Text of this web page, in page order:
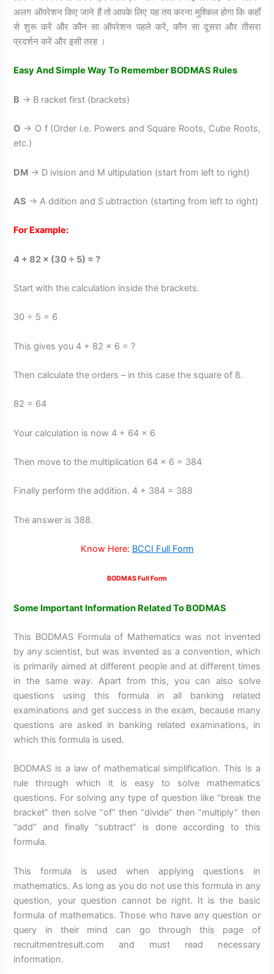
अलग ऑपरेशन किए जाने हैं तो आपके लिए यह तय करना मुश्किल होगा कि कहाँ
से शुरू करें और कौन सा ऑपरेशन पहले करें, कौन सा दूसरा और तीसरा
प्रदर्शन करें और इसी तरह ।
Easy And Simple Way To Remember BODMAS Rules
B → B racket first (brackets)
O → O f (Order i.e. Powers and Square Roots, Cube Roots,
etc.)
DM → D ivision and M ultipulation (start from left to right)
AS → A ddition and S ubtraction (starting from left to right)
For Example:
4 + 82 × (30 ÷ 5) = ?
Start with the calculation inside the brackets.
30 ÷ 5 = 6
This gives you 4 + 82 × 6 = ?
Then calculate the orders – in this case the square of 8.
82 = 64
Your calculation is now 4 + 64 × 6
Then move to the multiplication 64 × 6 = 384
Finally perform the addition. 4 + 384 = 388
The answer is 388.
Know Here: BCCI Full Form
BODMAS Full Form
Some Important Information Related To BODMAS
This BODMAS Formula of Mathematics was not invented
by any scientist, but was invented as a convention, which
is primarily aimed at different people and at different times
in the same way. Apart from this, you can also solve
questions using this formula in all banking related
examinations and get success in the exam, because many
questions are asked in banking related examinations, in
which this formula is used.
BODMAS is a law of mathematical simplification. This is a
rule through which it is easy to solve mathematics
questions. For solving any type of question like “break the
bracket” then solve “of” then “divide” then “multiply” then
“add” and finally “subtract” is done according to this
formula.
This formula is used when applying questions in
mathematics. As long as you do not use this formula in any
question, your question cannot be right. It is the basic
formula of mathematics. Those who have any question or
query in their mind can go through this page of
recruitmentresult.com and must read necessary
information.